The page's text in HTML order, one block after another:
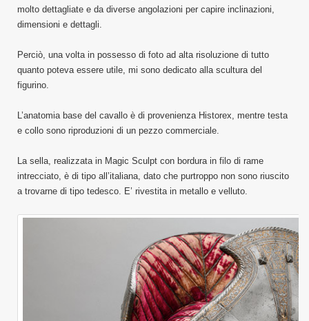
molto dettagliate e da diverse angolazioni per capire inclinazioni,
dimensioni e dettagli.
Perciò, una volta in possesso di foto ad alta risoluzione di tutto
quanto poteva essere utile, mi sono dedicato alla scultura del
figurino.
L’anatomia base del cavallo è di provenienza Historex, mentre testa
e collo sono riproduzioni di un pezzo commerciale.
La sella, realizzata in Magic Sculpt con bordura in filo di rame
intrecciato, è di tipo all’italiana, dato che purtroppo non sono riuscito
a trovarne di tipo tedesco. E’ rivestita in metallo e velluto.